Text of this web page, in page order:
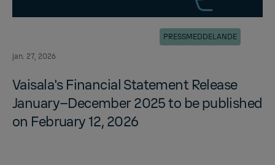
jan. 27, 2026
PRESSMEDDELANDE
Vaisala's Fi­nan­cial State­ment Re­lease
Jan­u­ary–De­cem­ber 2025 to be pub­lished
on Feb­ru­ary 12, 2026